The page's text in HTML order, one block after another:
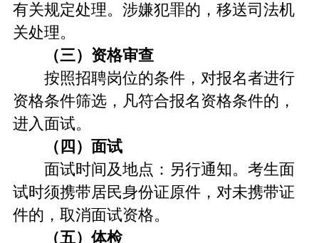
有关规定处理。涉嫌犯罪的，移送司法机
关处理。
（三）资格审查
按照招聘岗位的条件，对报名者进行
资格条件筛选，凡符合报名资格条件的，
进入面试。
（四）面试
面试时间及地点：另行通知。考生面
试时须携带居民身份证原件，对未携带证
件的，取消面试资格。
（五）体检